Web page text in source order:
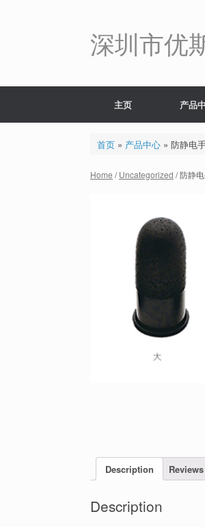
深圳市优
主页 产品
首页» 产品中心» 防静电
Home /Uncategorized / 防静
Description
Description